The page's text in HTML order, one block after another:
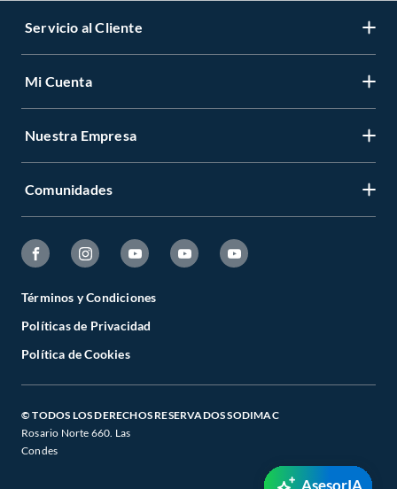
Servicio al Cliente
Mi Cuenta
Nuestra Empresa
Comunidades
Términos y Condiciones
Políticas de Privacidad
Política de Cookies
© TODOS LOS DERECHOS RESERVADOS SODIMAC
Rosario Norte 660. Las
Condes
AsesorIA